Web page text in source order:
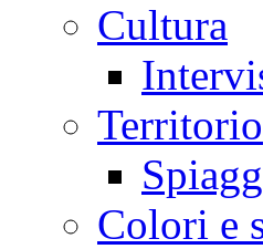
Cultura
Territorio
Colori e